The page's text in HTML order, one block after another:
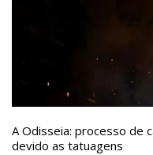
A Odisseia: processo de
devido as tatuagens